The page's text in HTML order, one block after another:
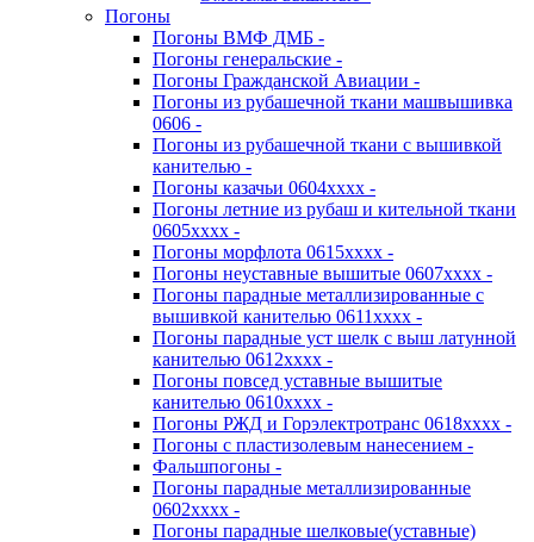
Погоны
Погоны ВМФ ДМБ -
Погоны генеральские -
Погоны Гражданской Авиации -
Погоны из рубашечной ткани машвышивка
0606 -
Погоны из рубашечной ткани с вышивкой
канителью -
Погоны казачьи 0604хххх -
Погоны летние из рубаш и кительной ткани
0605хххх -
Погоны морфлота 0615хххх -
Погоны неуставные вышитые 0607хххх -
Погоны парадные металлизированные с
вышивкой канителью 0611хххх -
Погоны парадные уст шелк с выш латунной
канителью 0612хххх -
Погоны повсед уставные вышитые
канителью 0610хххх -
Погоны РЖД и Горэлектротранс 0618хххх -
Погоны с пластизолевым нанесением -
Фальшпогоны -
Погоны парадные металлизированные
0602хххх -
Погоны парадные шелковые(уставные)